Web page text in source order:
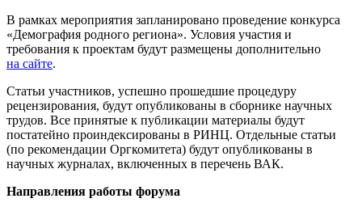
В рамках мероприятия запланировано проведение конкурса
«Демография родного региона». Условия участия и
требования к проектам будут размещены дополнительно
на сайте.
Статьи участников, успешно прошедшие процедуру
рецензирования, будут опубликованы в сборнике научных
трудов. Все принятые к публикации материалы будут
постатейно проиндексированы в РИНЦ. Отдельные статьи
(по рекомендации Оргкомитета) будут опубликованы в
научных журналах, включенных в перечень ВАК.
Направления работы форума